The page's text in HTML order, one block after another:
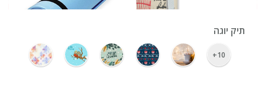
תיק יוגה
10+